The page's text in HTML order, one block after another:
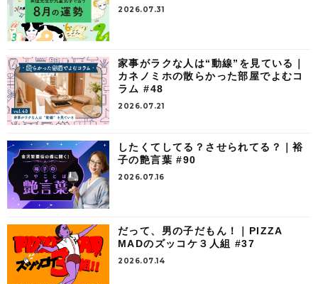
2026.07.31
家事がラクな人は“動線”を見ている｜
カネノミホの散らかった部屋でよむコ
ラム #48
2026.07.21
したくてしてる？させられてる？｜裕
子の艶言葉 #90
2026.07.16
だって、男の子だもん！｜PIZZA
MADのズッコケ３人組 #37
2026.07.14